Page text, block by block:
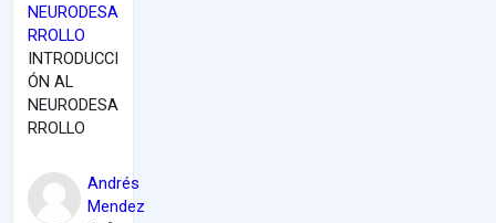
NEURODESA
RROLLO
INTRODUCCI
ÓN AL
NEURODESA
RROLLO
Andrés
Mendez